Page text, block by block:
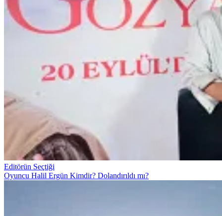
Editörün Seçtiği
Oyuncu Halil Ergün Kimdir? Dolandırıldı mı?